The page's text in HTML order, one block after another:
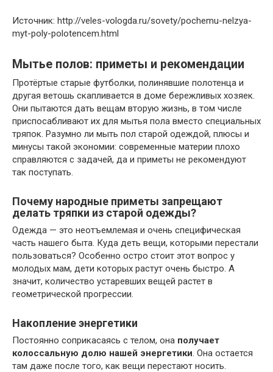
Источник: http://veles-vologda.ru/sovety/pochemu-nelzya-
myt-poly-polotencem.html
Мытье полов: приметы и рекомендации
Протёртые старые футболки, полинявшие полотенца и
другая ветошь скапливается в доме бережливых хозяек.
Они пытаются дать вещам вторую жизнь, в том числе
приспосабливают их для мытья пола вместо специальных
тряпок. Разумно ли мыть пол старой одеждой, плюсы и
минусы такой экономии: современные материи плохо
справляются с задачей, да и приметы не рекомендуют
так поступать.
Почему народные приметы запрещают
делать тряпки из старой одежды?
Одежда — это неотъемлемая и очень специфическая
часть нашего быта. Куда деть вещи, которыми перестали
пользоваться? Особенно остро стоит этот вопрос у
молодых мам, дети которых растут очень быстро. А
значит, количество устаревших вещей растет в
геометрической прогрессии.
Накопление энергетики
Постоянно соприкасаясь с телом, она получает
колоссальную долю нашей энергетики. Она остается
там даже после того, как вещи перестают носить.